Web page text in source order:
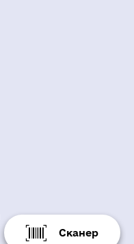
Сканер